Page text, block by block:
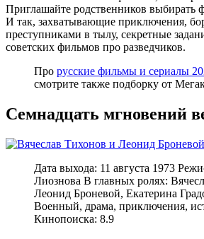
Приглашайте родственников выбирать
И так, захватывающие приключения,
преступниками в тылу, секретные
советских фильмов про разведчиков.
Про русские фильмы и сериалы
смотрите также подборку от
Семнадцать мгновений
Дата выхода: 11 августа 1973
Лиознова В главных ролях:
Леонид Броневой, Екатерина
Военный, драма, приключения,
Кинопоиска: 8.9